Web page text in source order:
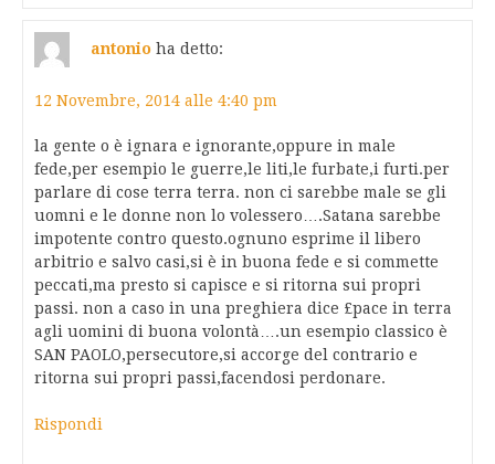
antonio ha detto:
12 Novembre, 2014 alle 4:40 pm
la gente o è ignara e ignorante,oppure in male
fede,per esempio le guerre,le liti,le furbate,i furti.per
parlare di cose terra terra. non ci sarebbe male se gli
uomni e le donne non lo volessero….Satana sarebbe
impotente contro questo.ognuno esprime il libero
arbitrio e salvo casi,si è in buona fede e si commette
peccati,ma presto si capisce e si ritorna sui propri
passi. non a caso in una preghiera dice £pace in terra
agli uomini di buona volontà….un esempio classico è
SAN PAOLO,persecutore,si accorge del contrario e
ritorna sui propri passi,facendosi perdonare.
Rispondi